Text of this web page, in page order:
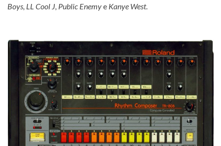
Boys, LL Cool J, Public Enemye Kanye West.